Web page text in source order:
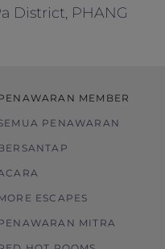
District, PHANG
MEMBER
PENAWARAN
ESCAPES
MITRA